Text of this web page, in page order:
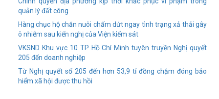
quản lý đất công
Hàng chục hộ chăn nuôi chấm dứt ngay tình trạng xả thải gây
ô nhiễm sau kiến nghị của Viện kiểm sát
VKSND Khu vực 10 TP Hồ Chí Minh tuyên truyền Nghị quyết
205 đến doanh nghiệp
Từ Nghị quyết số 205 đến hơn 53,9 tỉ đồng chậm đóng bảo
hiểm xã hội được thu hồi